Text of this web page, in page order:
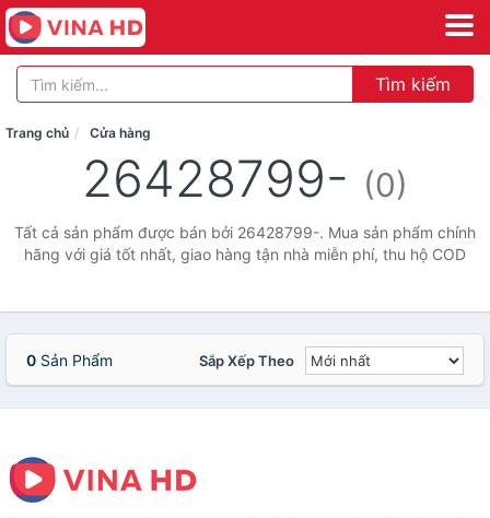
Tìm kiếm
Trang chủ Cửa hàng
26428799- (0)
Tất cả sản phẩm được bán bởi 26428799-. Mua sản phẩm chính
hãng với giá tốt nhất, giao hàng tận nhà miễn phí, thu hộ COD
0 Sản Phẩm Sắp Xếp Theo